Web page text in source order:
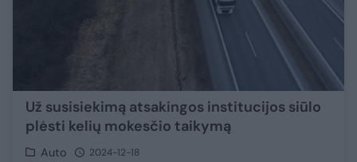
Už susisiekimą atsakingos institucijos siūlo
plėsti kelių mokesčio taikymą
Auto 2024-12-18